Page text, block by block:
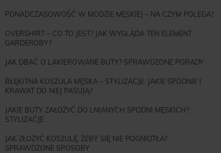
PONADCZASOWOŚĆ W MODZIE MĘSKIEJ – NA CZYM POLEGA?
OVERSHIRT – CO TO JEST? JAK WYGLĄDA TEN ELEMENT
GARDEROBY?
JAK DBAĆ O LAKIEROWANE BUTY? SPRAWDZONE PORADY
BŁĘKITNA KOSZULA MĘSKA – STYLIZACJE. JAKIE SPODNIE I
KRAWAT DO NIEJ PASUJĄ?
JAKIE BUTY ZAŁOŻYĆ DO LNIANYCH SPODNI MĘSKICH?
STYLIZACJE
JAK ZŁOŻYĆ KOSZULĘ, ŻEBY SIĘ NIE POGNIOTŁA?
SPRAWDZONE SPOSOBY